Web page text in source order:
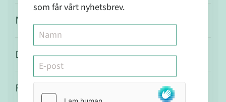
Näringsvärde
Dosering
Försiktighet
som får vårt nyhetsbrev.